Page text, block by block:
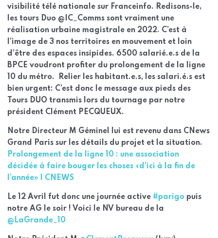
visibilité télé nationale sur Franceinfo. Redisons-le,
les tours Duo @IC_Comms sont vraiment une
réalisation urbaine magistrale en 2022. C’est à
l’image de 3 nos territoires en mouvement et loin
d’être des espaces insipides. 6500 salarié.e.s de la
BPCE voudront profiter du prolongement de la ligne
10 du métro. Relier les habitant.e.s, les salari.é.s est
bien urgent: C’est donc le message aux pieds des
Tours DUO transmis lors du tournage par notre
président Clément PECQUEUX.
Notre Directeur M Géminel lui est revenu dans CNews
Grand Paris sur les détails du projet et la situation.
Prolongement de la ligne 10 : une association
décidée à faire bouger les choses «d’ici à la fin de
l’année» | CNEWS
Le 12 Avril fut donc une journée active #parigo puis
notre AG le soir ! Voici le NV bureau de la
@LaGrande_10